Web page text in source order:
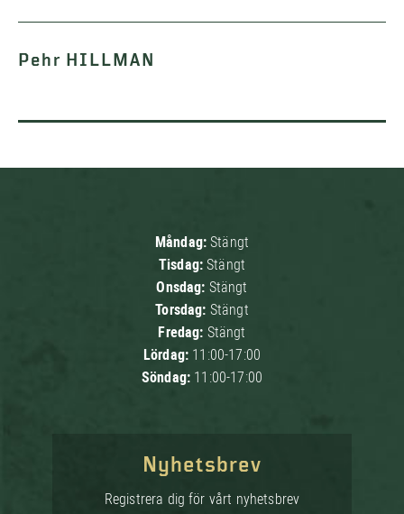
Pehr HILLMAN
Måndag:Stängt
Tisdag:Stängt
Onsdag: Stängt
Torsdag: Stängt
Fredag: Stängt
Lördag: 11:00-17:00
Söndag: 11:00-17:00
Nyhetsbrev
Registrera dig för vårt nyhetsbrev